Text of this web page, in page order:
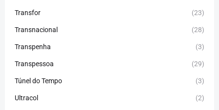
Transfor (23)
Transnacional (28)
Transpenha (3)
Transpessoa (29)
Túnel do Tempo (3)
Ultracol (2)